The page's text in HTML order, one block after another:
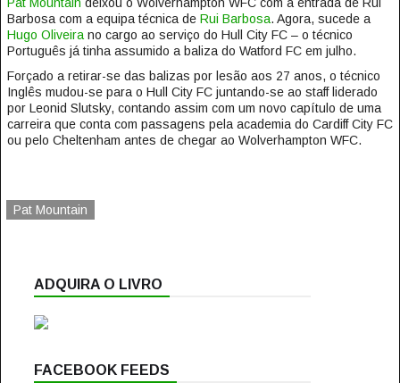
Barbosa com a equipa técnica de Rui Barbosa. Agora, sucede a
Hugo Oliveirano cargo ao serviço do Hull City FC – o técnico
Português já tinha assumido a baliza do Watford FC em julho.
Forçado a retirar-se das balizas por lesão aos 27 anos, o técnico
Inglês mudou-se para o Hull City FC juntando-se ao staff liderado
por Leonid Slutsky, contando assim com um novo capítulo de uma
carreira que conta com passagens pela academia do Cardiff City FC
ou pelo Cheltenham antes de chegar ao Wolverhampton WFC.
Pat Mountain
ADQUIRA O LIVRO
FACEBOOK FEEDS